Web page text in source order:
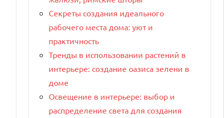
Секреты создания идеального
рабочего места дома: уют и
практичность
Тренды в использовании растений в
интерьере: создание оазиса зелени в
доме
Освещение в интерьере: выбор и
распределение света для создания